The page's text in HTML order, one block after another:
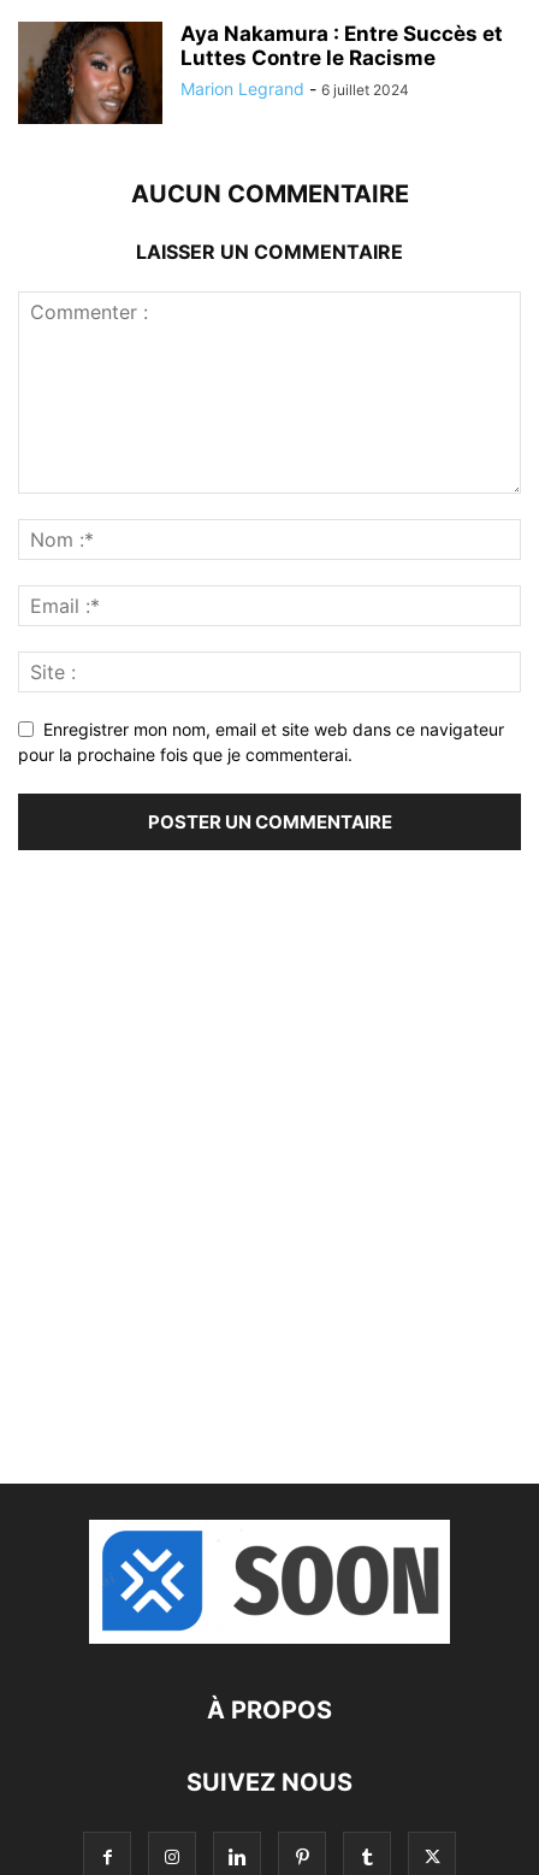
Aya Nakamura : Entre Succès et
Luttes Contre le Racisme
Marion Legrand - 6 juillet 2024
AUCUN COMMENTAIRE
LAISSER UN COMMENTAIRE
Enregistrer mon nom, email et site web dans ce navigateur
pour la prochaine fois que je commenterai.
À PROPOS
SUIVEZ NOUS